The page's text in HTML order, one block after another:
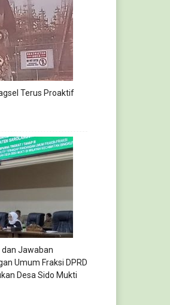
Terus Proaktif
dan Jawaban
Umum Fraksi DPRD
Desa Sido Mukti